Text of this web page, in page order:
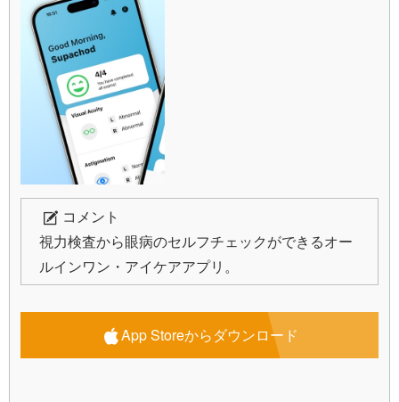
コメント
視力検査から眼病のセルフチェックができるオー
ルインワン・アイケアアプリ。
App Storeからダウンロード